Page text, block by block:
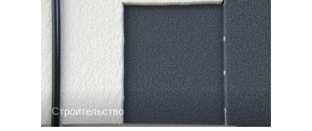
Строительство